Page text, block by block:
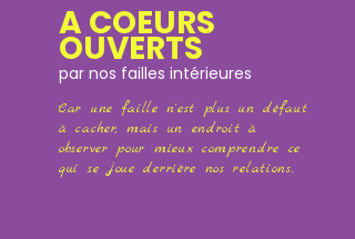
A COEURS
OUVERTS
par nos failles intérieures
Car une faille n'est plus un défaut
à cacher, mais un endroit à
observer pour mieux comprendre ce
qui se joue derrière nos relations.